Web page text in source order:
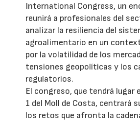
International Congress, un
reunirá a profesionales del
analizar la resiliencia del
agroalimentario en un
por la volatilidad de los
tensiones geopolíticas y los
regulatorios.
El congreso, que tendrá lugar
1 del Moll de Costa, centrará
los retos que afronta la